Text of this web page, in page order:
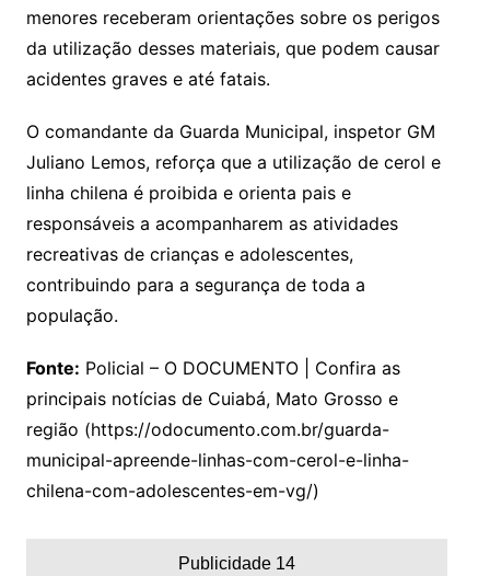
menores receberam orientações sobre os perigos
da utilização desses materiais, que podem causar
acidentes graves e até fatais.
O comandante da Guarda Municipal, inspetor GM
Juliano Lemos, reforça que a utilização de cerol e
linha chilena é proibida e orienta pais e
responsáveis a acompanharem as atividades
recreativas de crianças e adolescentes,
contribuindo para a segurança de toda a
população.
Fonte: Policial – O DOCUMENTO | Confira as
principais notícias de Cuiabá, Mato Grosso e
região (https://odocumento.com.br/guarda-
municipal-apreende-linhas-com-cerol-e-linha-
chilena-com-adolescentes-em-vg/)
Publicidade 14